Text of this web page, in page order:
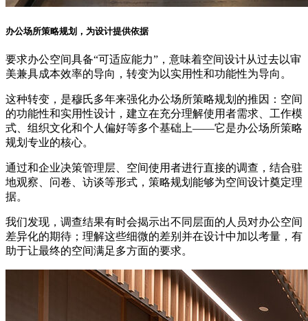
办公场所策略规划，为设计提供依据
要求办公空间具备“可适应能力”，意味着空间设计从过去以审
美兼具成本效率的导向，转变为以实用性和功能性为导向。
这种转变，是穆氏多年来强化办公场所策略规划的推因：空间
的功能性和实用性设计，建立在充分理解使用者需求、工作模
式、组织文化和个人偏好等多个基础上——它是办公场所策略
规划专业的核心。
通过和企业决策管理层、空间使用者进行直接的调查，结合驻
地观察、问卷、访谈等形式，策略规划能够为空间设计奠定理
据。
我们发现，调查结果有时会揭示出不同层面的人员对办公空间
差异化的期待；理解这些细微的差别并在设计中加以考量，有
助于让最终的空间满足多方面的要求。